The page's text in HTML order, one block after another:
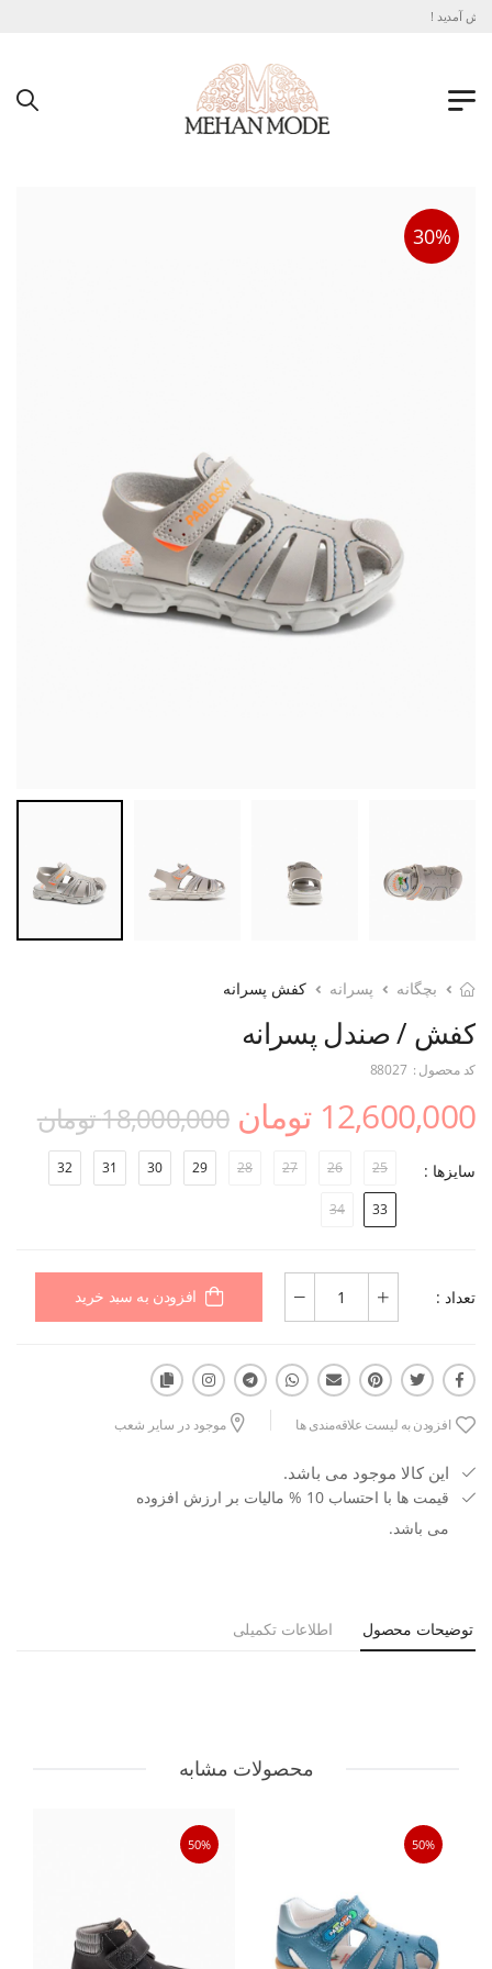
آمدید !
30%
بچگانه پسرانه کفش پسرانه
کفش / صندل پسرانه
کد محصول : 88027
12,600,000 تومان 18,000,000 تومان
سایزها : 25
26
27
28
29
30
31
32
33
34
تعداد : افزودن به سبد خرید
افزودن به لیست علاقه‌مندی ها موجود در سایر شعب
این کالا موجود می باشد.
قیمت ها با احتساب 10 % مالیات بر ارزش افزوده
می باشد.
توضیحات محصول اطلاعات تکمیلی
محصولات مشابه
50%
50%